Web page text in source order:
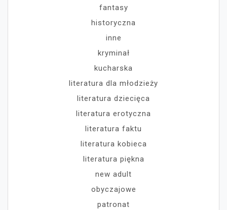
fantasy
historyczna
inne
kryminał
kucharska
literatura dla młodzieży
literatura dziecięca
literatura erotyczna
literatura faktu
literatura kobieca
literatura piękna
new adult
obyczajowe
patronat